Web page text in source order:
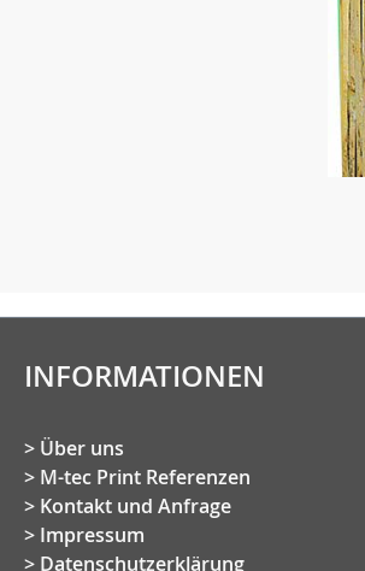
INFORMATIONEN
Über uns
M-tec Print Referenzen
Kontakt und Anfrage
Impressum
Datenschutzerklärung